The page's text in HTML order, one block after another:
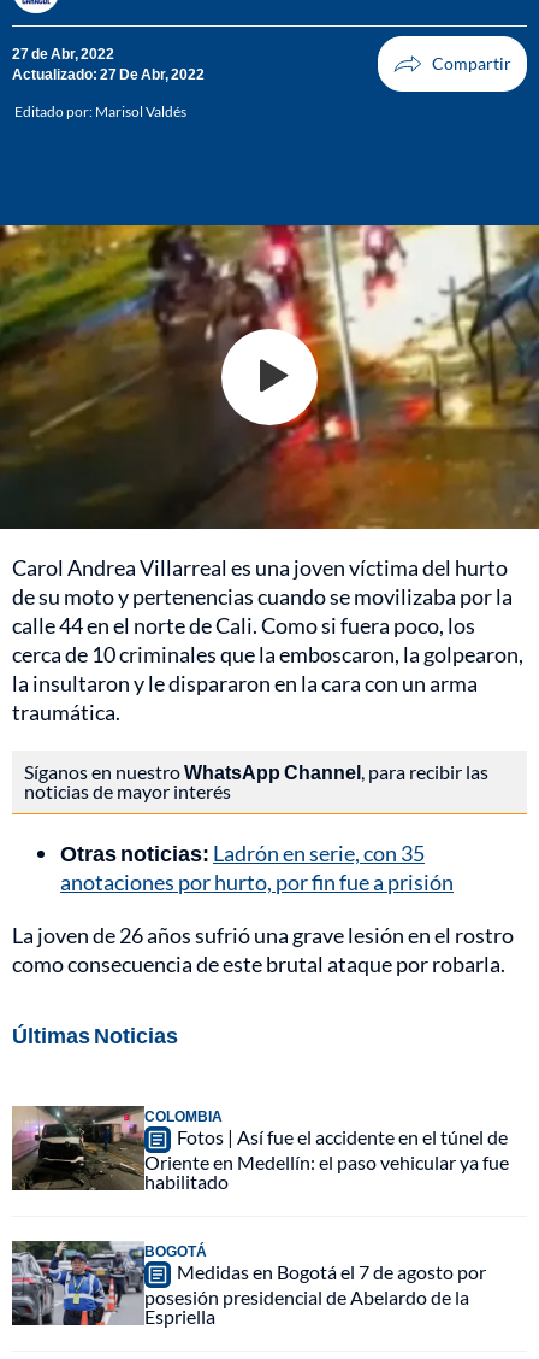
27 de Abr, 2022
Actualizado: 27 De Abr, 2022
Editado por: Marisol Valdés
Carol Andrea Villarreal es una joven víctima del hurto
de su moto y pertenencias cuando se movilizaba por la
calle 44 en el norte de Cali. Como si fuera poco, los
cerca de 10 criminales que la emboscaron, la golpearon,
la insultaron y le dispararon en la cara con un arma
traumática.
Síganos en nuestroWhatsApp Channel , para recibir las
noticias de mayor interés
Otras noticias: Ladrón en serie, con 35
anotaciones por hurto, por fin fue a prisión
La joven de 26 años sufrió una grave lesión en el rostro
como consecuencia de este brutal ataque por robarla.
Últimas Noticias
COLOMBIA
Fotos | Así fue el accidente en el túnel de
Oriente en Medellín: el paso vehicular ya fue
habilitado
BOGOTÁ
Medidas en Bogotá el 7 de agosto por
posesión presidencial de Abelardo de la
Espriella